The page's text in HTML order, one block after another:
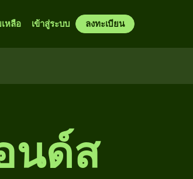
หลือ เข้าสู่ระบบ ลงทะเบียน
นด์ส